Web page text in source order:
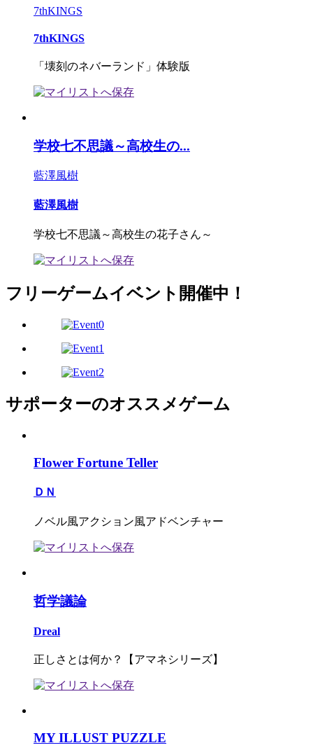
7thKINGS
7thKINGS
「壊刻のネバーランド」体験版
学校七不思議～高校生の...
藍澤風樹
藍澤風樹
学校七不思議～高校生の花子さん～
フリーゲームイベント開催中！
サポーターのオススメゲーム
Flower Fortune Teller
ＤＮ
ノベル風アクション風アドベンチャー
哲学議論
Dreal
正しさとは何か？【アマネシリーズ】
MY ILLUST PUZZLE